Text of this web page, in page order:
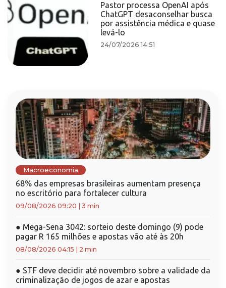
Pastor processa OpenAI após
ChatGPT desaconselhar busca
por assistência médica e quase
levá-lo
24/07/2026 14:51
Macroeconomia
68% das empresas brasileiras aumentam presença
no escritório para fortalecer cultura
09/08/2026 09:20 3 min
● Mega-Sena 3042: sorteio deste domingo (9) pode
pagar R 165 milhões e apostas vão até às 20h
08/08/2026 04:15 2 min
● STF deve decidir até novembro sobre a validade da
criminalização de jogos de azar e apostas